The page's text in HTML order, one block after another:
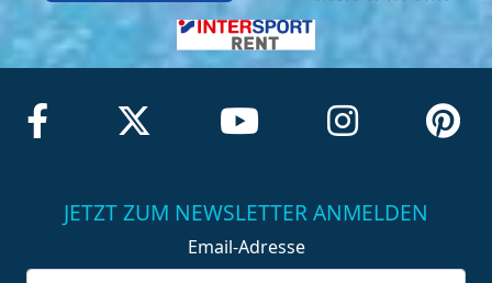
JETZT ZUM NEWSLETTER ANMELDEN
Email-Adresse